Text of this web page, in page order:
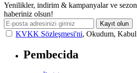
Yenilikler, indirim & kampanyalar ve sezon
haberiniz olsun!
Kayıt olun
KVKK Sözleşmesi'ni, Okudum,
Pembecida